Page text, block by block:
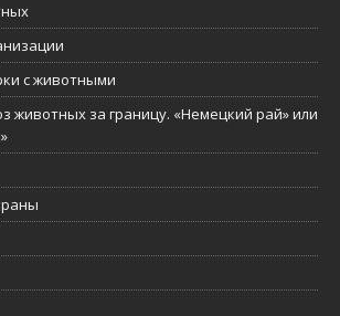
с животными
животных за границу. «Немецкий рай» или